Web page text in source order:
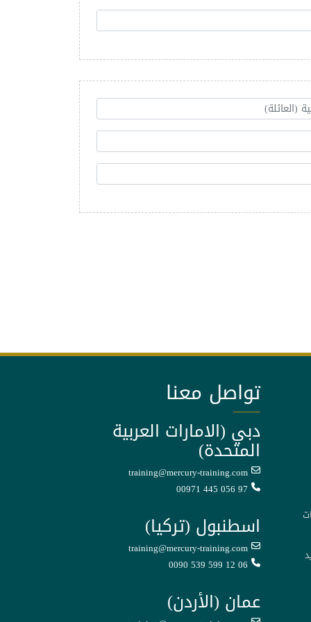
تواصل معنا
دبي (الامارات العربية
المتحدة)
training@mercury-training.com
00971 445 056 97
اسطنبول (تركيا)
training@mercury-training.com
0090 539 599 12 06
عمان (الأردن)